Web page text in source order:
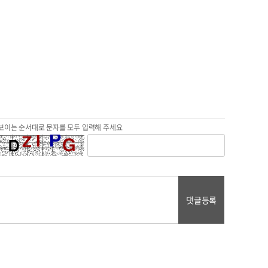
이는 순서대로 문자를 모두 입력해 주세요
댓글등록